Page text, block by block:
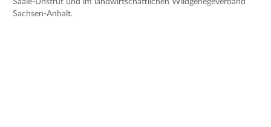
Sachsen-Anhalt.